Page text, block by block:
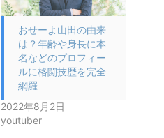
おせーよ山田の由来
は？年齢や身長に本
名などのプロフィー
ルに格闘技歴を完全
網羅
2022年8月2日
youtuber